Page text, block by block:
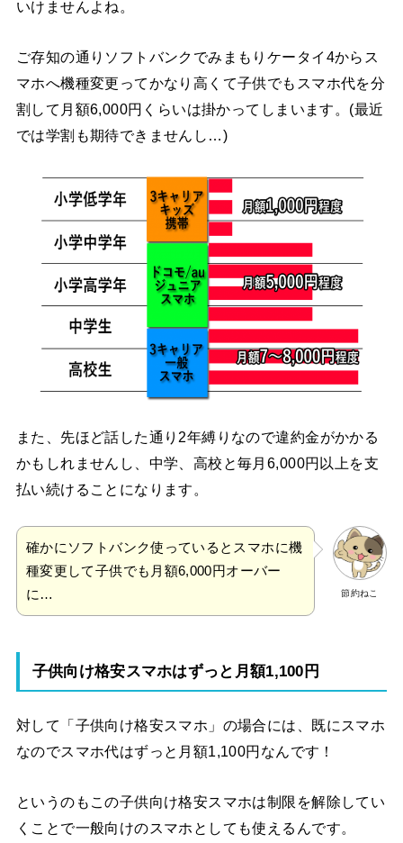
いけませんよね。
ご存知の通りソフトバンクでみまもりケータイ4からス
マホへ機種変更ってかなり高くて子供でもスマホ代を分
割して月額6,000円くらいは掛かってしまいます。(最近
では学割も期待できませんし…)
また、先ほど話した通り2年縛りなので違約金がかかる
かもしれませんし、中学、高校と毎月6,000円以上を支
払い続けることになります。
節約ねこ
確かにソフトバンク使っているとスマホに機
種変更して子供でも月額6,000円オーバー
に…
子供向け格安スマホはずっと月額1,100円
対して「子供向け格安スマホ」の場合には、既にスマホ
なのでスマホ代はずっと月額1,100円なんです！
というのもこの子供向け格安スマホは制限を解除してい
くことで一般向けのスマホとしても使えるんです。